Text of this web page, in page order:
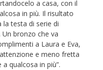
a casa, con il
in più. Il risultato
testa di serie di
bronzo che va
a Laura e Eva,
e meno fretta
qualcosa in più”.